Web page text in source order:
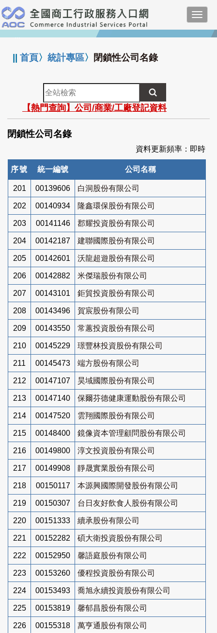
跳
到
主
要
:::
||首頁〉統計專區〉 閉鎖性公司名錄
全
站
檢
索
【熱門查詢】公司/商業/工廠登記資料
閉鎖性公司名錄
資料更新頻率：即時
序號 統一編號 公司名稱
201 00139606 白洞股份有限公司
202 00140934 隆鑫環保股份有限公司
203 00141146 郡耀投資股份有限公司
204 00142187 建聯國際股份有限公司
205 00142601 沃龍超遊股份有限公司
206 00142882 米傑瑞股份有限公司
207 00143101 鉅貿投資股份有限公司
208 00143496 賀宸股份有限公司
209 00143550 常蕙投資股份有限公司
210 00145229 璟豐林投資股份有限公司
211 00145473 端方股份有限公司
212 00147107 昊域國際股份有限公司
213 00147140 保爾芬德健康運動股份有限公司
214 00147520 雲翔國際股份有限公司
215 00148400 鏡像資本管理顧問股份有限公司
216 00149800 淳文投資股份有限公司
217 00149908 靜晟實業股份有限公司
218 00150117 本源興國際開發股份有限公司
219 00150307 台日友好飲食人股份有限公司
220 00151333 續承股份有限公司
221 00152282 碩大衛投資股份有限公司
222 00152950 馨語庭股份有限公司
223 00153260 優程投資股份有限公司
224 00153493 喬旭永續投資股份有限公司
225 00153819 馨郁昌股份有限公司
226 00155318 萬亨通股份有限公司